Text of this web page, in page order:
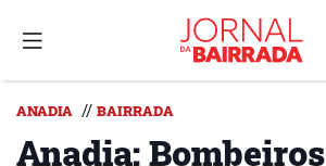
ANADIA // BAIRRADA
Anadia: Bombeiros